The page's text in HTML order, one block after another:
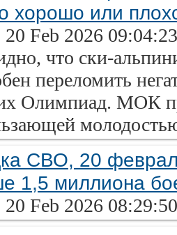
хорошо или
Feb 2026
что ски-
переломить
Олимпиад. МОК
СВО, 20
1,5 миллиона
Feb 2026